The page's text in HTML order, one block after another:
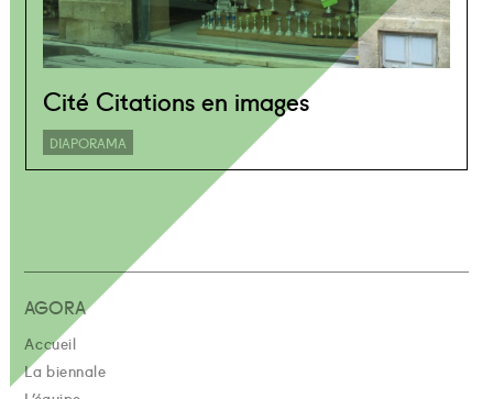
Cité Citations en images
DIAPORAMA
AGORA
Accueil
La biennale